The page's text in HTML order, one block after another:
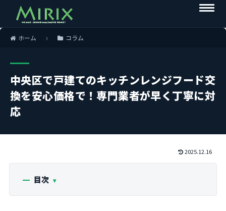
ホーム コラム
中央区で戸建てのキッチンレンジフード交
換を安心価格で！専門業者が早く丁寧に対
応
2025.12.16
目次